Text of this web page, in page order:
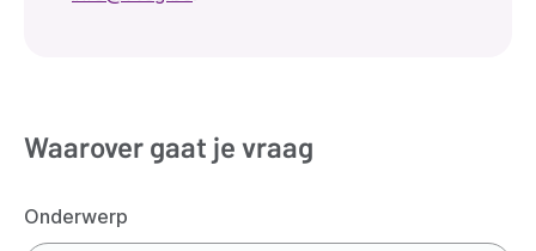
Waarover gaat je vraag
Onderwerp